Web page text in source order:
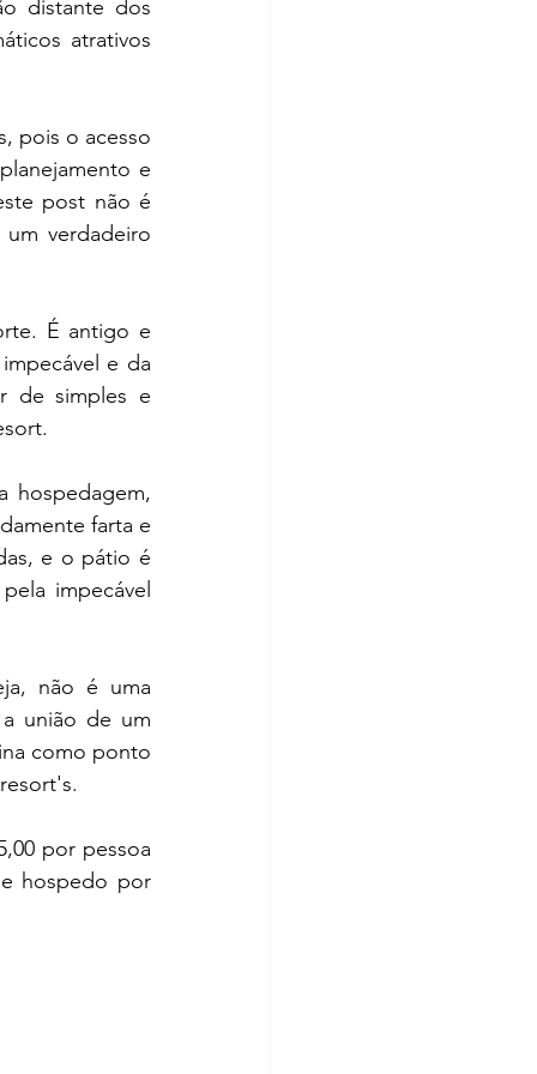
distante dos
atrativos
pois o acesso
e
post não é
verdadeiro
É antigo e
e da
de simples e
hospedagem,
farta e
e o pátio é
impecável
não é uma
união de um
como ponto
por pessoa
hospedo por